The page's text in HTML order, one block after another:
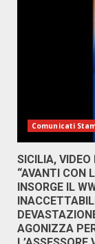
Comunicati
SICILIA, VIDEO
“AVANTI CON
INSORGE IL
AGONIZZA